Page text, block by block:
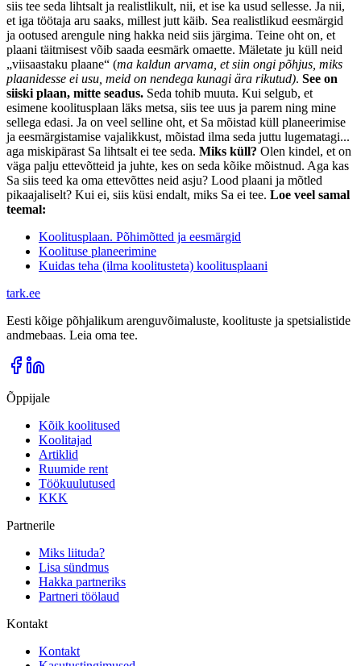
siis tee seda lihtsalt ja realistlikult, nii, et ise ka usud sellesse. Ja nii,
et iga töötaja aru saaks, millest jutt käib. Sea realistlikud eesmärgid
ja ootused arengule ning hakka neid siis järgima. Teine oht on, et
plaani täitmisest võib saada eesmärk omaette. Mäletate ju küll neid
„viisaastaku plaane“ (ma kaldun arvama, et siin ongi põhjus, miks
plaanidesse ei usu, meid on nendega kunagi ära rikutud). See on
siiski plaan, mitte seadus. Seda tohib muuta. Kui selgub, et
esimene koolitusplaan läks metsa, siis tee uus ja parem ning mine
sellega edasi. Ja on veel selline oht, et Sa mõistad küll planeerimise
ja eesmärgistamise vajalikkust, mõistad ilma seda juttu lugematagi...
aga miskipärast Sa lihtsalt ei tee seda. Miks küll? Olen kindel, et on
väga palju ettevõtteid ja juhte, kes on seda kõike mõistnud. Aga kas
Sa siis teed ka oma ettevõttes neid asju? Lood plaani ja mõtled
pikaajaliselt? Kui ei, siis küsi endalt, miks Sa ei tee. Loe veel samal
teemal:
Koolitusplaan. Põhimõtted ja eesmärgid
Koolituse planeerimine
Kuidas teha (ilma koolitusteta) koolitusplaani
tark.ee
Eesti kõige põhjalikum arenguvõimaluste, koolituste ja spetsialistide
andmebaas. Leia oma tee.
Õppijale
Kõik koolitused
Koolitajad
Artiklid
Ruumide rent
Töökuulutused
KKK
Partnerile
Miks liituda?
Lisa sündmus
Hakka partneriks
Partneri töölaud
Kontakt
Kontakt